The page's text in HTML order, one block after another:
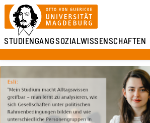
STUDIENGANGSOZIALWISSENSCHAFTEN